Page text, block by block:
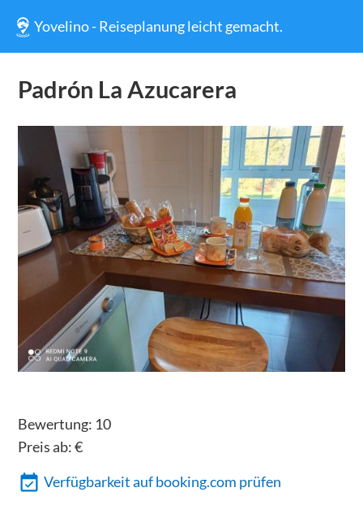
Yovelino - Reiseplanung leicht gemacht.
Padrón La Azucarera
Bewertung: 10
Preis ab:€
Verfügbarkeit auf booking.com prüfen